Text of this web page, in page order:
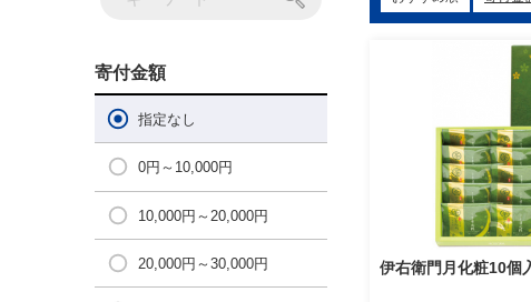
寄付金額
指定なし
0円～10,000円
10,000円～20,000円
20,000円～30,000円 伊右衛門月化粧10個